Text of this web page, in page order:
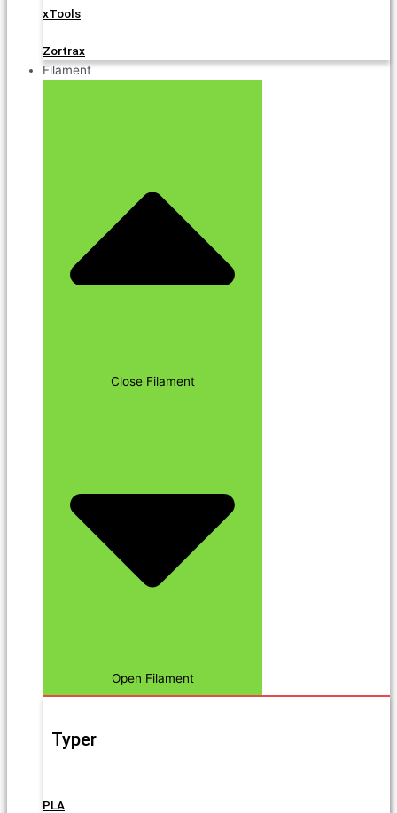
xTools
Zortrax
Filament
Close Filament
Open Filament
Typer
PLA